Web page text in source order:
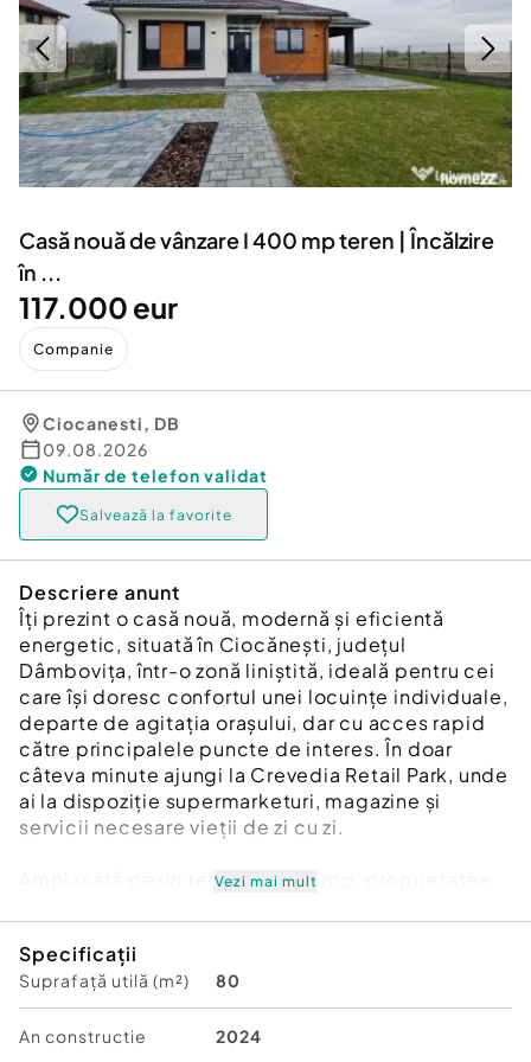
Servicii
Animale de companie
Afaceri și echipamente profesionale
Inchiriere Bunuri si Vehicule
Utilaje agricole si industriale
Piese auto si accesorii
Dacia Duster
Casă nouă de vânzare I 400 mp teren | Încălzire
în ...
117.000 eur
Companie
Ciocanesti, DB
09.08.2026
Număr de telefon validat
Salvează la favorite
Descriere anunt
Îți prezint o casă nouă, modernă și eficientă
energetic, situată în Ciocănești, județul
Dâmbovița, într-o zonă liniștită, ideală pentru cei
care își doresc confortul unei locuințe individuale,
departe de agitația orașului, dar cu acces rapid
către principalele puncte de interes. În doar
câteva minute ajungi la Crevedia Retail Park, unde
ai la dispoziție supermarketuri, magazine și
servicii necesare vieții de zi cu zi.
Amplasată pe un teren de 400 mp, proprietatea
un singur nivel pentru un plus de confort și
funcționalitate.
Interiorul este luminos și bine compartimentat,
Vezi mai mult
Specificații
Suprafață utilă (m²) 80
An constructie 2024